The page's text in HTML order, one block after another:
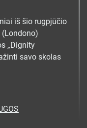
iš šio rugpjūčio
(Londono)
„Dignity
savo skolas